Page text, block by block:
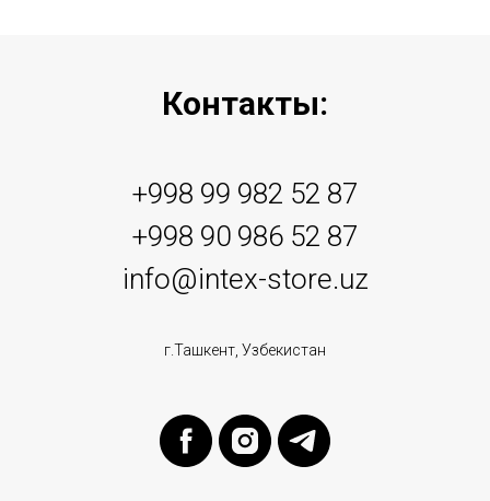
Контакты:
+998 99 982 52 87
+998 90 986 52 87
info@intex-store.uz
г.Ташкент, Узбекистан